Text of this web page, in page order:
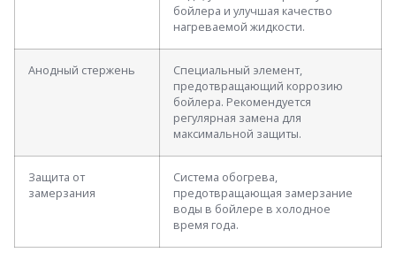
бойлера и улучшая качество
нагреваемой жидкости.
Анодный стержень
Специальный элемент,
предотвращающий коррозию
бойлера. Рекомендуется
регулярная замена для
максимальной защиты.
Защита от
замерзания
Система обогрева,
предотвращающая замерзание
воды в бойлере в холодное
время года.